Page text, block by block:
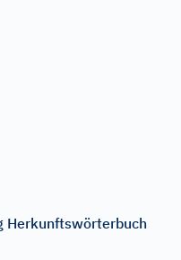
Herkunftswörterbuch